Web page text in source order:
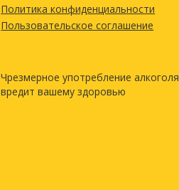
Политика конфиденциальности
Пользовательское соглашение
Чрезмерное употребление алкоголя
вредит вашему здоровью